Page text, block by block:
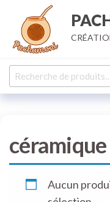
contenu
Recherche
pour :
Aucun